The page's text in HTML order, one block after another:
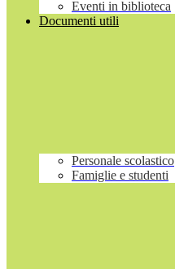
Eventi in biblioteca
Documenti utili
Personale scolastico
Famiglie e studenti